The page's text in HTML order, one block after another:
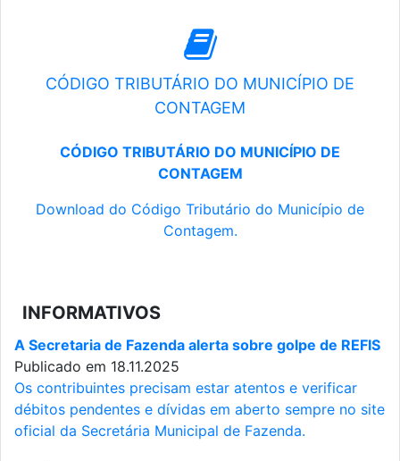
CÓDIGO TRIBUTÁRIO DO MUNICÍPIO DE
CONTAGEM
CÓDIGO TRIBUTÁRIO DO MUNICÍPIO DE
CONTAGEM
Download do Código Tributário do Município de
Contagem.
INFORMATIVOS
A Secretaria de Fazenda alerta sobre golpe de REFIS
Publicado em 18.11.2025
Os contribuintes precisam estar atentos e verificar
débitos pendentes e dívidas em aberto sempre no site
oficial da Secretária Municipal de Fazenda.